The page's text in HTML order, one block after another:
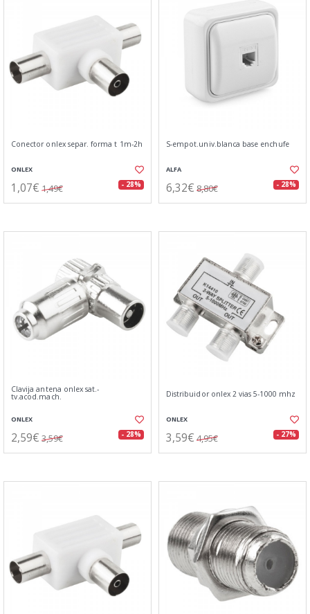
Conector onlex separ. forma t 1m-2h
ONLEX
1,07€ 1,49€ - 28%
S-empot.univ.blanca base enchufe
ALFA
6,32€ 8,80€ - 28%
Clavija antena onlex sat.-
tv.acod.mach.
ONLEX
2,59€ 3,59€ - 28%
Distribuidor onlex 2 vias 5-1000 mhz
ONLEX
3,59€ 4,95€ - 27%